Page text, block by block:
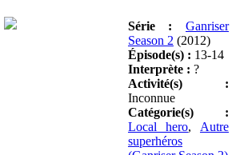
Série :
Ganriser
Season 2(2012)
Épisode(s) : 13-14
Interprète : ?
Activité(s) :
Inconnue
Catégorie(s) :
Local hero, Autre
superhéros